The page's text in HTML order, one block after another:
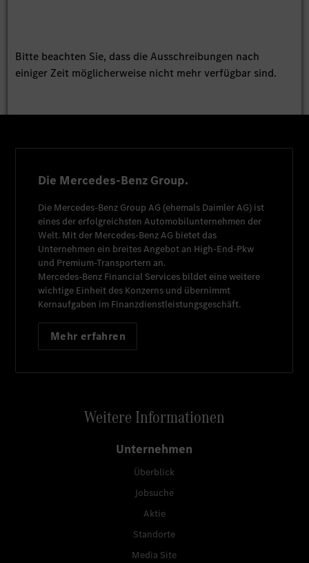
Bitte beachten Sie, dass die Ausschreibungen nach
einiger Zeit möglicherweise nicht mehr verfügbar sind.
Die Mercedes-Benz Group.
Die Mercedes-Benz Group AG (ehemals Daimler AG) ist
eines der erfolgreichsten Automobilunternehmen der
Welt. Mit der Mercedes-Benz AG bietet das
Unternehmen ein breites Angebot an High-End-Pkw
und Premium-Transportern an.
Mercedes-Benz Financial Services bildet eine weitere
wichtige Einheit des Konzerns und übernimmt
Kernaufgaben im Finanzdienstleistungsgeschäft.
Mehr erfahren
Weitere Informationen
Unternehmen
Überblick
Jobsuche
Aktie
Standorte
Media Site